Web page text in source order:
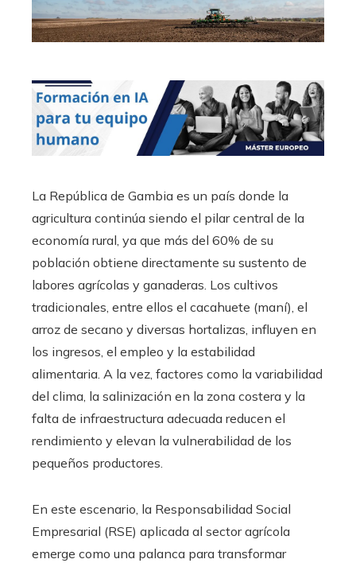
La República de Gambia es un país donde la
agricultura continúa siendo el pilar central de la
economía rural, ya que más del 60% de su
población obtiene directamente su sustento de
labores agrícolas y ganaderas. Los cultivos
tradicionales, entre ellos el cacahuete (maní), el
arroz de secano y diversas hortalizas, influyen en
los ingresos, el empleo y la estabilidad
alimentaria. A la vez, factores como la variabilidad
del clima, la salinización en la zona costera y la
falta de infraestructura adecuada reducen el
rendimiento y elevan la vulnerabilidad de los
pequeños productores.
En este escenario, la Responsabilidad Social
Empresarial (RSE) aplicada al sector agrícola
emerge como una palanca para transformar